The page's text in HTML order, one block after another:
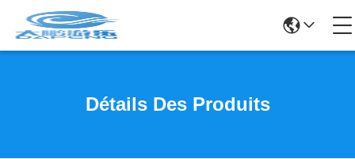
Détails Des Produits